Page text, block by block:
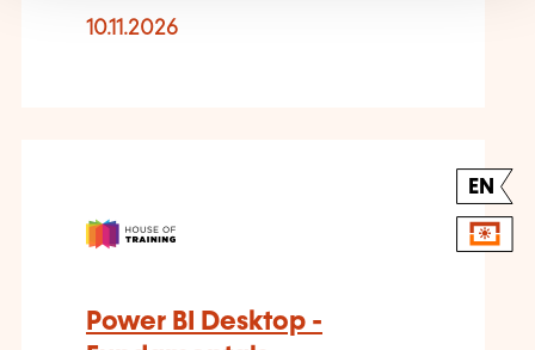
10.11.2026
EN
Power BI Desktop -